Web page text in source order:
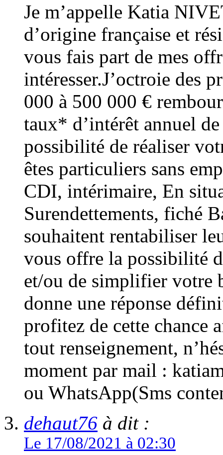
Je m’appelle Katia
d’origine française et
vous fais part de mes
intéresser.J’octroie des
000 à 500 000 €
taux* d’intérêt annuel
possibilité de réaliser
êtes particuliers sans
CDI, intérimaire, En
Surendettements, fiché
souhaitent rentabiliser
vous offre la possibilité
et/ou de simplifier votre
donne une réponse
profitez de cette chance
tout renseignement,
moment par mail :
ou WhatsApp(Sms
dehaut76 à dit :
Le 17/08/2021 à 02:30